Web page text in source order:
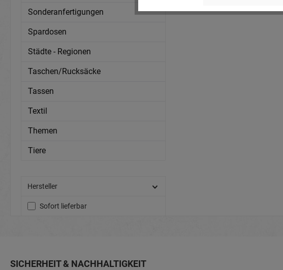
Sonderanfertigungen
Spardosen
Städte - Regionen
Taschen/Rucksäcke
Tassen
Textil
Themen
Tiere
Hersteller
Sofort lieferbar
SICHERHEIT & NACHHALTIGKEIT